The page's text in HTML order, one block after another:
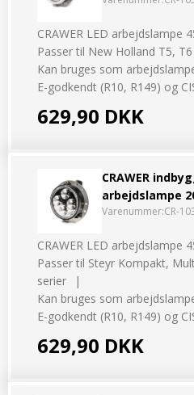
CRAWER LED arbejdslampe
Passer til New Holland T5,
Kan bruges som
E-godkendt (R10, R149) og
629,90 DKK
CRAWER
arbejdslampe
Varenummer:CR-
CRAWER LED arbejdslampe
Passer til Steyr Kompakt,
serier
Kan bruges som
E-godkendt (R10, R149) og
629,90 DKK